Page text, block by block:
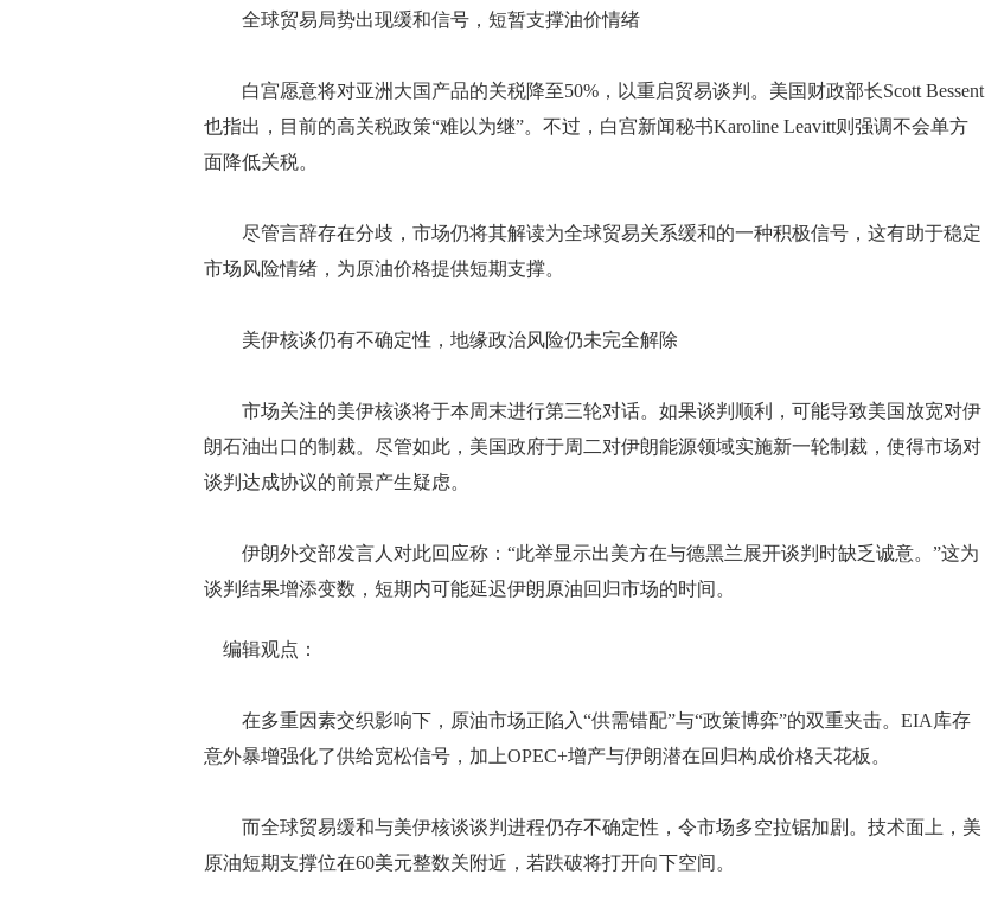
全球贸易局势出现缓和信号，短暂支撑油价情绪
白宫愿意将对亚洲大国产品的关税降至50%，以重启贸易谈判。美国财政部长Scott Bessent
也指出，目前的高关税政策“难以为继”。不过，白宫新闻秘书Karoline Leavitt则强调不会单方
面降低关税。
尽管言辞存在分歧，市场仍将其解读为全球贸易关系缓和的一种积极信号，这有助于稳定
市场风险情绪，为原油价格提供短期支撑。
美伊核谈仍有不确定性，地缘政治风险仍未完全解除
市场关注的美伊核谈将于本周末进行第三轮对话。如果谈判顺利，可能导致美国放宽对伊
朗石油出口的制裁。尽管如此，美国政府于周二对伊朗能源领域实施新一轮制裁，使得市场对
谈判达成协议的前景产生疑虑。
伊朗外交部发言人对此回应称：“此举显示出美方在与德黑兰展开谈判时缺乏诚意。”这为
谈判结果增添变数，短期内可能延迟伊朗原油回归市场的时间。
编辑观点：
在多重因素交织影响下，原油市场正陷入“供需错配”与“政策博弈”的双重夹击。EIA库存
意外暴增强化了供给宽松信号，加上OPEC+增产与伊朗潜在回归构成价格天花板。
而全球贸易缓和与美伊核谈谈判进程仍存不确定性，令市场多空拉锯加剧。技术面上，美
原油短期支撑位在60美元整数关附近，若跌破将打开向下空间。